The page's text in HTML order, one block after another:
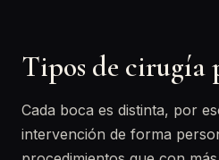
Tipos de cirugía
Cada boca es distinta, por
intervención de forma